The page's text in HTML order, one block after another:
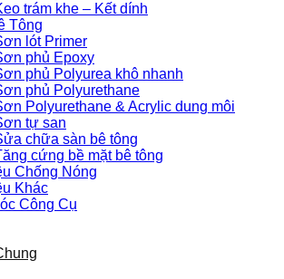
trám khe – Kết dính
Tông
lót Primer
phủ Epoxy
phủ Polyurea khô nhanh
phủ Polyurethane
Polyurethane & Acrylic dung môi
tự san
chữa sàn bê tông
cứng bề mặt bê tông
Chống Nóng
Khác
Công Cụ